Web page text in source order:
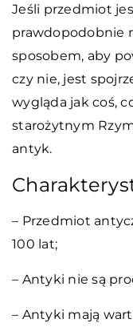
Jeśli przedmiot
prawdopodobnie
sposobem, aby
czy nie, jest
wygląda jak coś,
starożytnym
antyk.
– Przedmiot
100 lat;
– Antyki nie są
– Antyki mają